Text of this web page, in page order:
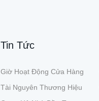
Tin Tức
Giờ Hoạt Động Cửa Hàng
Tài Nguyên Thương Hiệu